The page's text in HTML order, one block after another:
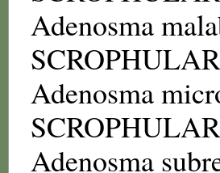
Adenosma
Adenosma
Adenosma